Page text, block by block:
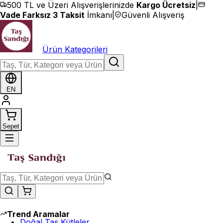
İçeriğe geç
500 TL ve Üzeri Alışverişlerinizde Kargo Ücretsiz
Vade Farksız 3 Taksit İmkanı Güvenli Alışveriş
Ürün Kategorileri
EN
Sepet
Trend Aramalar